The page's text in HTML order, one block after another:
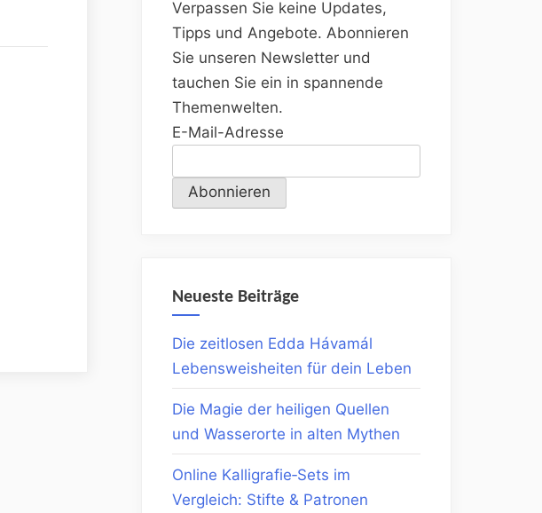
Verpassen Sie keine Updates,
Tipps und Angebote. Abonnieren
Sie unseren Newsletter und
tauchen Sie ein in spannende
Themenwelten.
E-Mail-Adresse
Neueste Beiträge
Die zeitlosen Edda Hávamál
Lebensweisheiten für dein Leben
Die Magie der heiligen Quellen
und Wasserorte in alten Mythen
Online Kalligrafie‑Sets im
Vergleich: Stifte & Patronen